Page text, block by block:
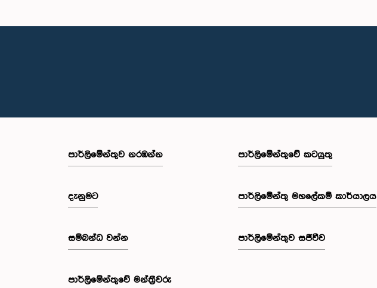
පාර්ලි‌මේන්තුව නරඹන්න
දැනුමට
සම්බන්ධ වන්න
පාර්ලි‌මේන්තුවේ මන්ත්‍රීවරු
පාර්ලිමේන්තුවේ කටයුතු
පාර්ලිමේන්තු මහලේකම් කාර්යාලය
පාර්ලිමේන්තුව සජීවීව